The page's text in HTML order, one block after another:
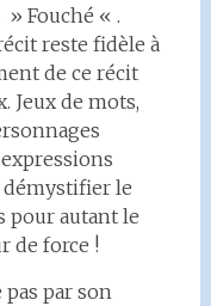
Fouché « .
reste fidèle à
de ce récit
Jeux de mots,
démystifier le
pour autant le
de force !
par son